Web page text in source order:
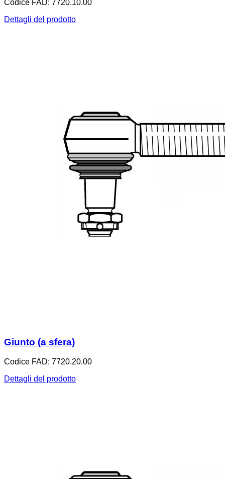
Codice FAD: 7720.10.00
Dettagli del prodotto
Giunto (a sfera)
Codice FAD: 7720.20.00
Dettagli del prodotto